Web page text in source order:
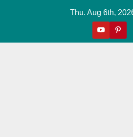
Thu. Aug 6th,